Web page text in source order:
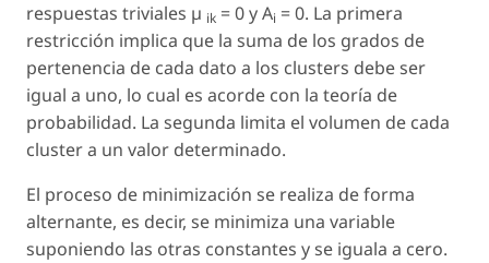
respuestas triviales µ ik = 0 y Ai = 0. La primera
restricción implica que la suma de los grados de
pertenencia de cada dato a los clusters debe ser
igual a uno, lo cual es acorde con la teoría de
probabilidad. La segunda limita el volumen de cada
cluster a un valor determinado.
El proceso de minimización se realiza de forma
alternante, es decir, se minimiza una variable
suponiendo las otras constantes y se iguala a cero.